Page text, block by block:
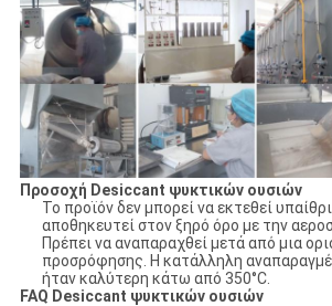
Προσοχή Desiccant ψυκτικών ουσιών
Το προϊόν δεν μπορεί να εκτεθεί
αποθηκευτεί στον ξηρό όρο με την
Πρέπει να αναπαραχθεί μετά από μια
προσρόφησης. Η κατάλληλη
ήταν καλύτερη κάτω από 350°C.
FAQ Desiccant ψυκτικών ουσιών